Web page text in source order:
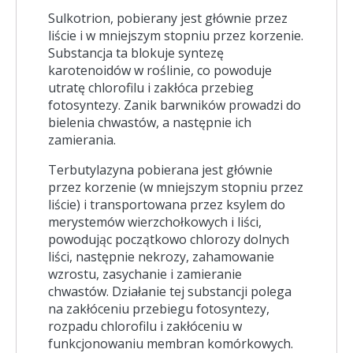
Sulkotrion, pobierany jest głównie przez
liście i w mniejszym stopniu przez korzenie.
Substancja ta blokuje syntezę
karotenoidów w roślinie, co powoduje
utratę chlorofilu i zakłóca przebieg
fotosyntezy. Zanik barwników prowadzi do
bielenia chwastów, a następnie ich
zamierania.
Terbutylazyna pobierana jest głównie
przez korzenie (w mniejszym stopniu przez
liście) i transportowana przez ksylem do
merystemów wierzchołkowych i liści,
powodując początkowo chlorozy dolnych
liści, następnie nekrozy, zahamowanie
wzrostu, zasychanie i zamieranie
chwastów. Działanie tej substancji polega
na zakłóceniu przebiegu fotosyntezy,
rozpadu chlorofilu i zakłóceniu w
funkcjonowaniu membran komórkowych.